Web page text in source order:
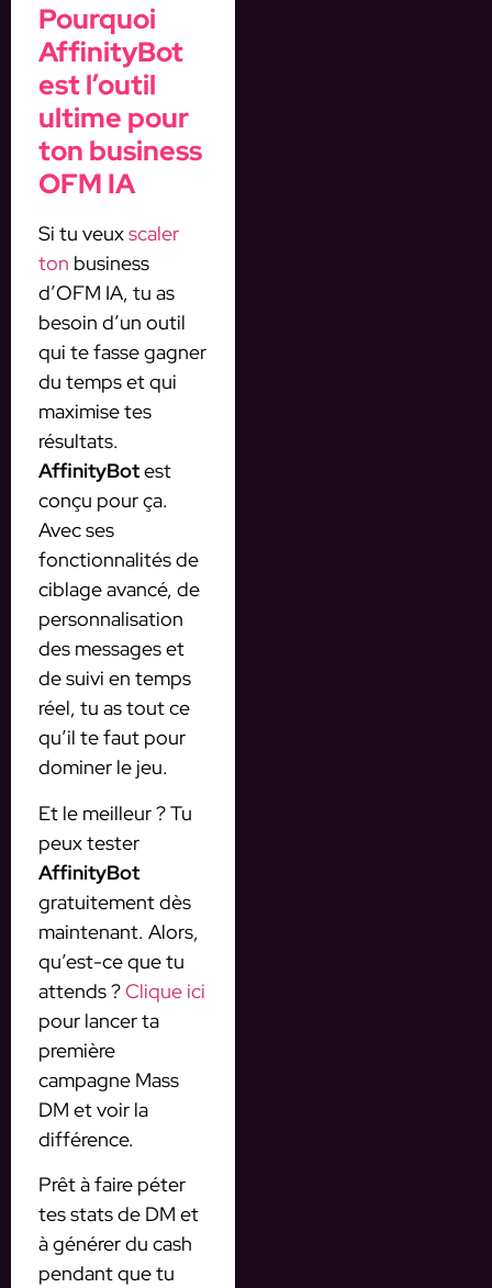
Pourquoi
AffinityBot
est l’outil
ultime pour
ton business
OFM IA
Si tu veuxscaler
ton business
d’OFM IA, tu as
besoin d’un outil
qui te fasse gagner
du temps et qui
maximise tes
résultats.
AffinityBotest
conçu pour ça.
Avec ses
fonctionnalités de
ciblage avancé, de
personnalisation
des messages et
de suivi en temps
réel, tu as tout ce
qu’il te faut pour
dominer le jeu.
Et le meilleur ? Tu
peux tester
AffinityBot
gratuitement dès
maintenant. Alors,
qu’est-ce que tu
attends ?Clique ici
pour lancer ta
première
campagne Mass
DM et voir la
différence.
Prêt à faire péter
tes stats de DM et
à générer du cash
pendant que tu